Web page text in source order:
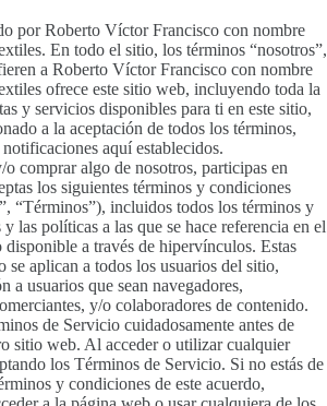
por Roberto Víctor Francisco con nombre
En todo el sitio, los términos “nosotros”,
a Roberto Víctor Francisco con nombre
ofrece este sitio web, incluyendo toda la
y servicios disponibles para ti en este sitio,
a la aceptación de todos los términos,
aquí establecidos.
comprar algo de nosotros, participas en
los siguientes términos y condiciones
“Términos”), incluidos todos los términos y
las políticas a las que se hace referencia en el
disponible a través de hipervínculos. Estas
se aplican a todos los usuarios del sitio,
a usuarios que sean navegadores,
y/o colaboradores de contenido.
de Servicio cuidadosamente antes de
sitio web. Al acceder o utilizar cualquier
los Términos de Servicio. Si no estás de
y condiciones de este acuerdo,